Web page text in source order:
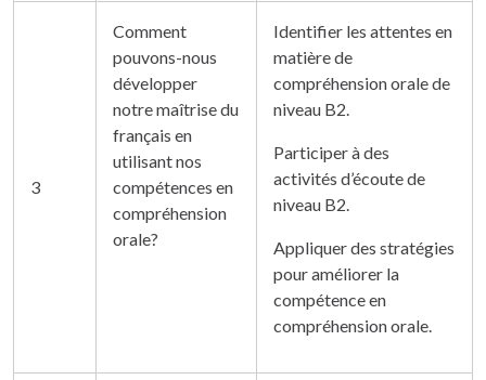
3
Comment
pouvons-nous
développer
notre maîtrise du
français en
utilisant nos
compétences en
compréhension
orale?
Identifier les attentes en
matière de
compréhension orale de
niveau B2.
Participer à des
activités d’écoute de
niveau B2.
Appliquer des stratégies
pour améliorer la
compétence en
compréhension orale.